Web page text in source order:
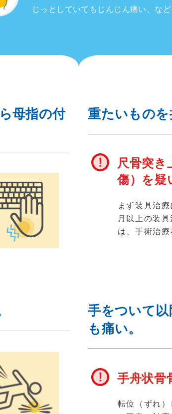
じっとしていてもじんじん痛い、など
母指の付
重たいものを
尺骨突き
傷）を疑
まず装具治
月以上の装
は、手術治療
手をついて
も痛い。
手舟状骨
転位（ずれ